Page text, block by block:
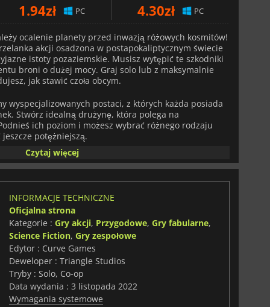
1.94zł PC 4.30zł PC
ocalenie planety przed inwazją różowych kosmitów!
akcji osadzona w postapokaliptycznym świecie
istoty pozaziemskie. Musisz wytępić te szkodniki
broni o dużej mocy. Graj solo lub z maksymalnie
jak stawić czoła obcym.
wyspecjalizowanych postaci, z których każda posiada
Stwórz idealną drużynę, która polega na
ich poziom i możesz wybrać różnego rodzaju
potężniejszą.
miotaczy ognia, wyrzutni rakiet i innych. Możesz
takie jak miny, drut kolczasty, wieżyczki i granaty,
- liczy na to, że uratujesz ludzkość, więc nie masz
całość. Nadszedł czas, aby wykopać obce zagrożenie z
Czytaj więcej
INFORMACJE TECHNICZNE
Oficjalna strona
Kategorie : Gry akcji, Przygodowe, Gry fabularne,
Science Fiction, Gry zespołowe
Edytor : Curve Games
Deweloper : Triangle Studios
Tryby : Solo, Co-op
Data wydania : 3 listopada 2022
Wymagania systemowe